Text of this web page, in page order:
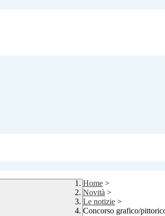
Home >
Novità >
Le notizie >
Concorso grafico/